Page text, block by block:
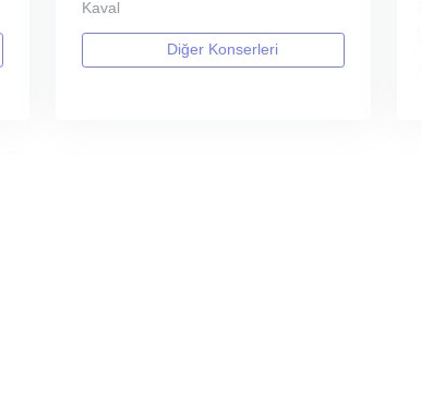
Kaval
Diğer Konserleri